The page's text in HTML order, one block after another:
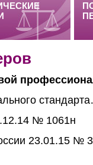
№ 1061н
23.01.15 №